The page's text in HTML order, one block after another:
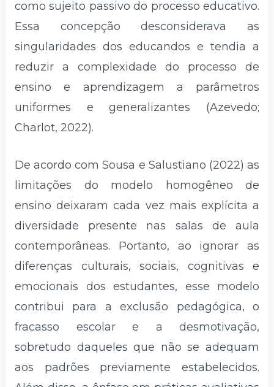
como sujeito passivo do processo educativo.
Essa concepção desconsiderava as
singularidades dos educandos e tendia a
reduzir a complexidade do processo de
ensino e aprendizagem a parâmetros
uniformes e generalizantes (Azevedo;
Charlot, 2022).
De acordo com Sousa e Salustiano (2022) as
limitações do modelo homogêneo de
ensino deixaram cada vez mais explícita a
diversidade presente nas salas de aula
contemporâneas. Portanto, ao ignorar as
diferenças culturais, sociais, cognitivas e
emocionais dos estudantes, esse modelo
contribui para a exclusão pedagógica, o
fracasso escolar e a desmotivação,
sobretudo daqueles que não se adequam
aos padrões previamente estabelecidos.